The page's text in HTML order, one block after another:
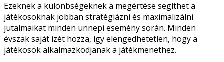
Ezeknek a különbségeknek a megértése segíthet a
játékosoknak jobban stratégiázni és maximalizálni
jutalmaikat minden ünnepi esemény során. Minden
évszak saját ízét hozza, így elengedhetetlen, hogy a
játékosok alkalmazkodjanak a játékmenethez.